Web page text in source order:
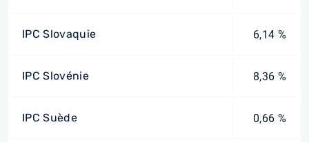
IPC Slovaquie 6,14 %
IPC Slovénie 8,36 %
IPC Suède 0,66 %